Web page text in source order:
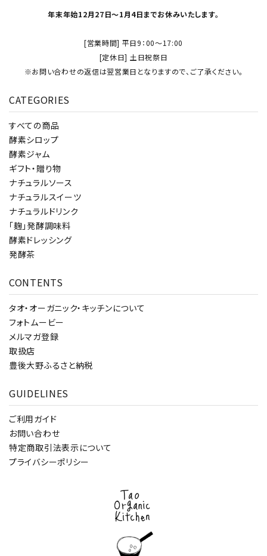
年末年始12月27日～1月4日までお休みいたします。
[営業時間] 平日9：00～17:00
[定休日] 土日祝祭日
※お問い合わせの返信は翌営業日となりますので、ご了承ください。
CATEGORIES
すべての商品
酵素シロップ
酵素ジャム
ギフト・贈り物
ナチュラルソース
ナチュラルスイーツ
ナチュラルドリンク
「麹」発酵調味料
酵素ドレッシング
発酵茶
CONTENTS
タオ・オーガニック・キッチンについて
フォトムービー
メルマガ登録
取扱店
豊後大野ふるさと納税
GUIDELINES
ご利用ガイド
お問い合わせ
特定商取引法表示について
プライバシーポリシー